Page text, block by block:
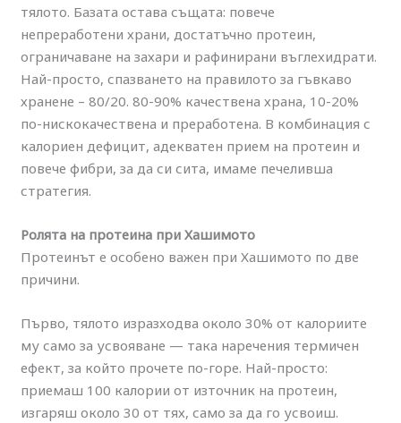
тялото. Базата остава същата: повече
непреработени храни, достатъчно протеин,
ограничаване на захари и рафинирани въглехидрати.
Най-просто, спазването на правилото за гъвкаво
хранене – 80/20. 80-90% качествена храна, 10-20%
по-нискокачествена и преработена. В комбинация с
калориен дефицит, адекватен прием на протеин и
повече фибри, за да си сита, имаме печеливша
стратегия.
Ролята на протеина при Хашимото
Протеинът е особено важен при Хашимото по две
причини.
Първо, тялото изразходва около 30% от калориите
му само за усвояване — така наречения термичен
ефект, за който прочете по-горе. Най-просто:
приемаш 100 калории от източник на протеин,
изгаряш около 30 от тях, само за да го усвоиш.